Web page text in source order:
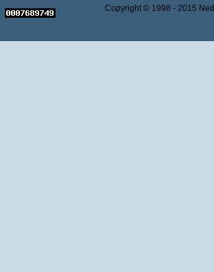
Copyright © 1998 - 2015